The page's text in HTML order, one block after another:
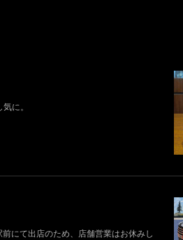
に。
にて出店のため、店舗営業はお休みし